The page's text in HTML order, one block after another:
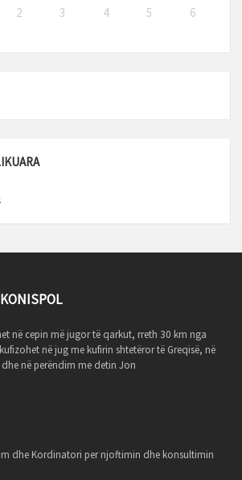
2 3 4 5 6
në cepin më jugor të qarkut, rreth 30 km nga
në jug me kufirin shtetëror të Greqisë, në
në perëndim me detin Jon
dhe Kordinatori per njoftimin dhe konsultimin